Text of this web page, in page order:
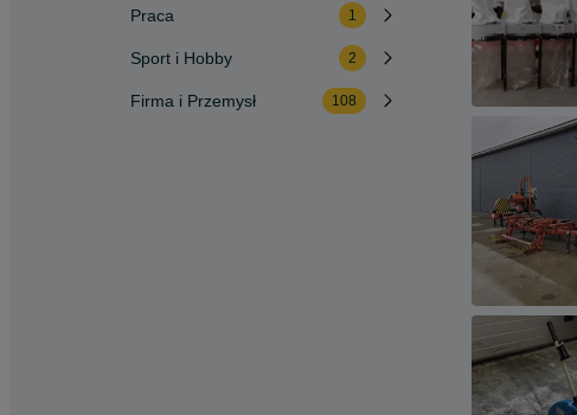
Praca 1
Sport i Hobby 2
Firma i Przemysł 108